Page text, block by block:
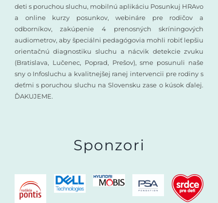
deti s poruchou sluchu, mobilnú aplikáciu Posunkuj HRAvo
a online kurzy posunkov, webináre pre rodičov a
odborníkov, zakúpenie 4 prenosných skríningových
audiometrov, aby špeciálni pedagógovia mohli robiť lepšiu
orientačnú diagnostiku sluchu a nácvik detekcie zvuku
(Bratislava, Lučenec, Poprad, Prešov), sme posunuli naše
sny o Infosluchu a kvalitnejšej ranej intervencii pre rodiny s
deťmi s poruchou sluchu na Slovensku zase o kúsok ďalej.
ĎAKUJEME.
Sponzori